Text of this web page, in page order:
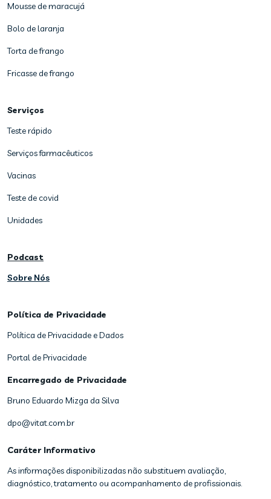
Mousse de maracujá
Bolo de laranja
Torta de frango
Fricasse de frango
Serviços
Teste rápido
Serviços farmacêuticos
Vacinas
Teste de covid
Unidades
Podcast
Sobre Nós
Política de Privacidade
Política de Privacidade e Dados
Portal de Privacidade
Encarregado de Privacidade
Bruno Eduardo Mizga da Silva
dpo@vitat.com.br
Caráter Informativo
As informações disponibilizadas não substituem avaliação,
diagnóstico, tratamento ou acompanhamento de profissionais.